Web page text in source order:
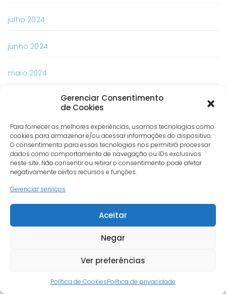
Gerenciar Consentimento
de Cookies
Para fornecer as melhores experiências, usamos tecnologias como
cookies para armazenar e/ou acessar informações do dispositivo.
O consentimento para essas tecnologias nos permitirá processar
dados como comportamento de navegação ou IDs exclusivos
neste site. Não consentir ou retirar o consentimento pode afetar
negativamente certos recursos e funções.
Gerenciar serviços
Aceitar
Negar
Ver preferências
Política de CookiesPolítica de privacidade
julho 2024
junho 2024
maio 2024
março 2024
fevereiro 2024
dezembro 2023
setembro 2023